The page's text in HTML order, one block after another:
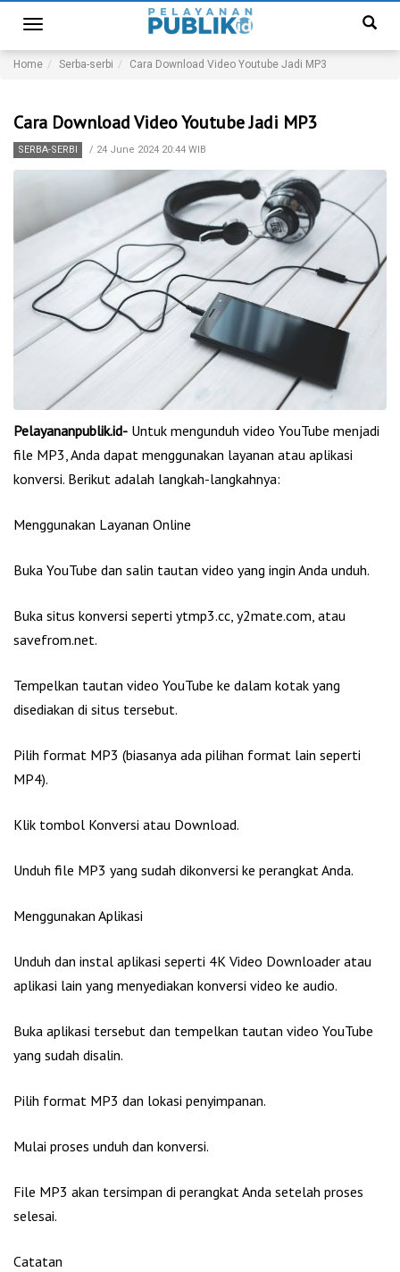
Toggle
navigation
Home Serba-serbi Cara Download Video Youtube Jadi MP3
Cara Download Video Youtube Jadi MP3
SERBA-SERBI / 24 June 2024 20:44 WIB
Pelayananpublik.id- Untuk mengunduh video YouTube menjadi
file MP3, Anda dapat menggunakan layanan atau aplikasi
konversi. Berikut adalah langkah-langkahnya:
Menggunakan Layanan Online
Buka YouTube dan salin tautan video yang ingin Anda unduh.
Buka situs konversi seperti ytmp3.cc, y2mate.com, atau
savefrom.net.
Tempelkan tautan video YouTube ke dalam kotak yang
disediakan di situs tersebut.
Pilih format MP3 (biasanya ada pilihan format lain seperti
MP4).
Klik tombol Konversi atau Download.
Unduh file MP3 yang sudah dikonversi ke perangkat Anda.
Menggunakan Aplikasi
Unduh dan instal aplikasi seperti 4K Video Downloader atau
aplikasi lain yang menyediakan konversi video ke audio.
Buka aplikasi tersebut dan tempelkan tautan video YouTube
yang sudah disalin.
Pilih format MP3 dan lokasi penyimpanan.
Mulai proses unduh dan konversi.
File MP3 akan tersimpan di perangkat Anda setelah proses
selesai.
Catatan